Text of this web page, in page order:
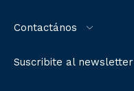
Contactános
Suscribite al newsletter